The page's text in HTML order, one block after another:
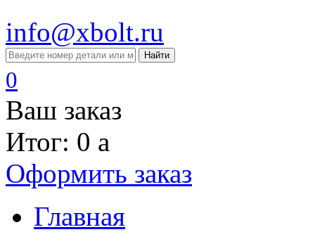
info@xbolt.ru
Найти
0
Ваш заказ
Итог: 0 a
Оформить заказ
Главная